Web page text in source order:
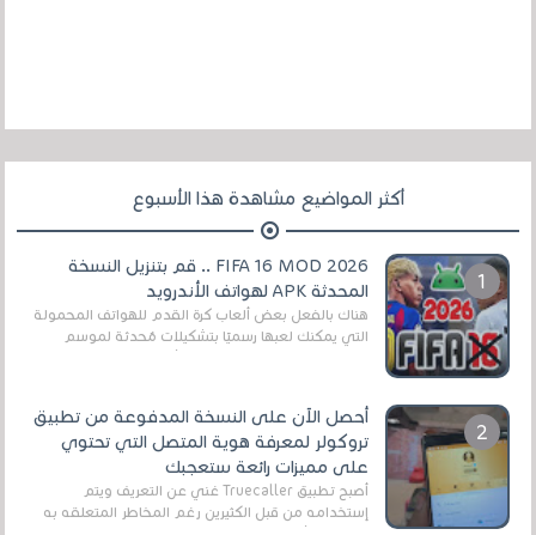
أكثر المواضيع مشاهدة هذا الأسبوع
FIFA 16 MOD 2026 .. قم بتنزيل النسخة
المحدثة APK لهواتف الأندرويد
هناك بالفعل بعض ألعاب كرة القدم للهواتف المحمولة
التي يمكنك لعبها رسميًا بتشكيلات مُحدثة لموسم
أحصل الآن على النسخة المدفوعة من تطبيق
تروكولر لمعرفة هوية المتصل التي تحتوي
على مميزات رائعة ستعجبك
أصبح تطبيق Truecaller غني عن التعريف ويتم
إستخدامه من قبل الكثيرين رغم المخاطر المتعلقه به